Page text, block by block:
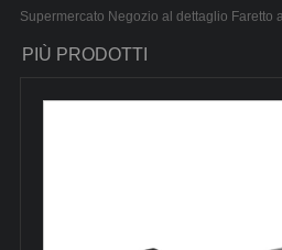
Supermercato Negozio al dettaglio Faretto
PIÙ PRODOTTI